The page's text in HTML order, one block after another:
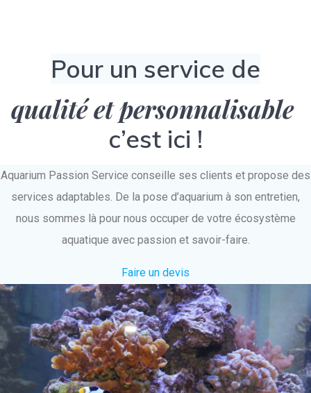
Pour un service de
qualité et personnalisable
c’est ici !
Aquarium Passion Service conseille ses clients et propose des
services adaptables. De la pose d’aquarium à son entretien,
nous sommes là pour nous occuper de votre écosystème
aquatique avec passion et savoir-faire.
Faire un devis